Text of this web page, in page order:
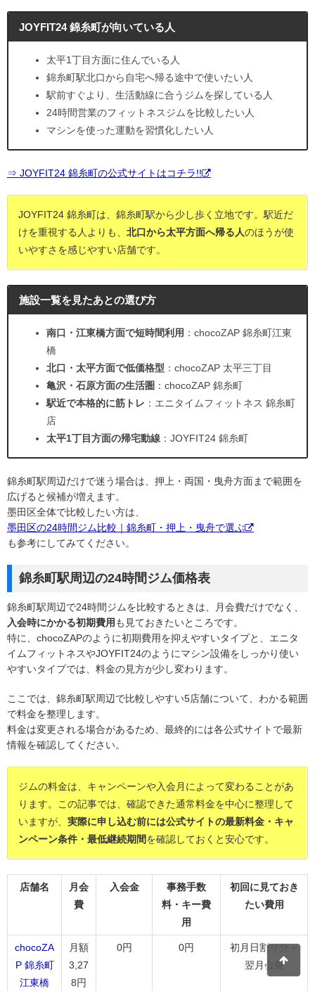
JOYFIT24 錦糸町が向いている人
太平1丁目方面に住んでいる人
錦糸町駅北口から自宅へ帰る途中で使いたい人
駅前すぐより、生活動線に合うジムを探している人
24時間営業のフィットネスジムを比較したい人
マシンを使った運動を習慣化したい人
⇒ JOYFIT24 錦糸町の公式サイトはコチラ!!
JOYFIT24 錦糸町は、錦糸町駅から少し歩く立地です。駅近だ
けを重視する人よりも、 北口から太平方面へ帰る人のほうが使
いやすさを感じやすい店舗です。
施設一覧を見たあとの選び方
南口・江東橋方面で短時間利用 ：chocoZAP 錦糸町江東
橋
北口・太平方面で低価格型 ：chocoZAP 太平三丁目
亀沢・石原方面の生活圏 ：chocoZAP 錦糸町
駅近で本格的に筋トレ ：エニタイムフィットネス 錦糸町
店
太平1丁目方面の帰宅動線 ：JOYFIT24 錦糸町
錦糸町駅周辺だけで迷う場合は、押上・両国・曳舟方面まで範囲を
広げると候補が増えます。
墨田区全体で比較したい方は、
墨田区の24時間ジム比較｜錦糸町・押上・曳舟で選ぶ
も参考にしてみてください。
錦糸町駅周辺の24時間ジム価格表
錦糸町駅周辺で24時間ジムを比較するときは、月会費だけでなく、
入会時にかかる初期費用 も見ておきたいところです。
特に、chocoZAPのように初期費用を抑えやすいタイプと、エニタ
イムフィットネスやJOYFIT24のようにマシン設備をしっかり使い
やすいタイプでは、料金の見方が少し変わります。
ここでは、錦糸町駅周辺で比較しやすい5店舗について、わかる範囲
で料金を整理します。
料金は変更される場合があるため、最終的には各公式サイトで最新
情報を確認してください。
ジムの料金は、キャンペーンや入会月によって変わることがあ
ります。この記事では、確認できた通常料金を中心に整理して
いますが、 実際に申し込む前には公式サイトの最新料金・キャ
ンペーン条件・最低継続期間を確認しておくと安心です。
店舗名
月会
費
入会金
事務手数
料・キー費
用
初回に見ておき
たい費用
chocoZA
P 錦糸町
江東橋
月額
3,27
8円
0円 0円
初月日割り分＋
翌月会費